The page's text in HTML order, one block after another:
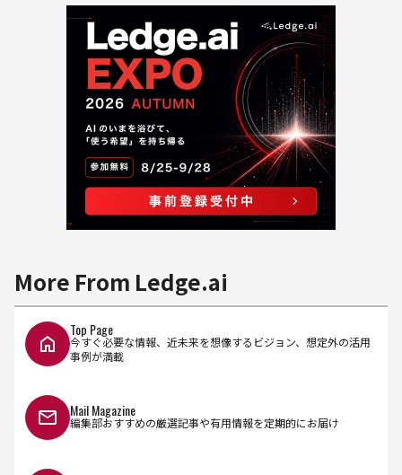
More From Ledge.ai
Top Page
今すぐ必要な情報、近未来を想像するビジョン、想定外の活用
事例が満載
Mail Magazine
編集部おすすめの厳選記事や有用情報を定期的にお届け